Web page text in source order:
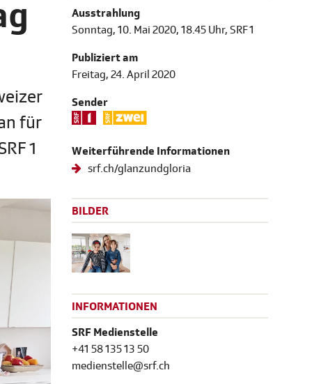
für
1
Ausstrahlung
Sonntag, 10. Mai 2020, 18.45 Uhr, SRF 1
Publiziert am
Freitag, 24. April 2020
Sender
Weiterführende Informationen
srf.ch/glanzundgloria
BILDER
INFORMATIONEN
SRF Medienstelle
+41 58 135 13 50
medienstelle@srf.ch